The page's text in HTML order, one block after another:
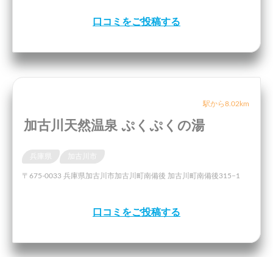
口コミをご投稿する
駅から8.02km
加古川天然温泉 ぷくぷくの湯
〒675-0033 兵庫県加古川市加古川町南備後 加古川町南備後315−1
口コミをご投稿する